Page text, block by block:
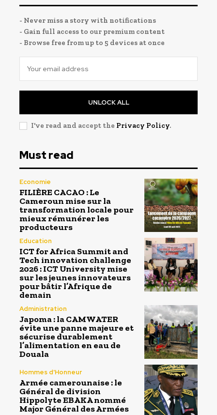
- Never miss a story with notifications
- Gain full access to our premium content
- Browse free from up to 5 devices at once
UNLOCK ALL
I've read and accept the Privacy Policy.
Must read
Economie
FILIÈRE CACAO : Le
Cameroun mise sur la
transformation locale pour
mieux rémunérer les
producteurs
Education
ICT for Africa Summit and
Tech innovation challenge
2026 : ICT University mise
sur les jeunes innovateurs
pour bâtir l’Afrique de
demain
Administration
Japoma : la CAMWATER
évite une panne majeure et
sécurise durablement
l’alimentation en eau de
Douala
Hommes d'Honneur
Armée camerounaise : le
Général de division
Hippolyte EBAKA nommé
Major Général des Armées